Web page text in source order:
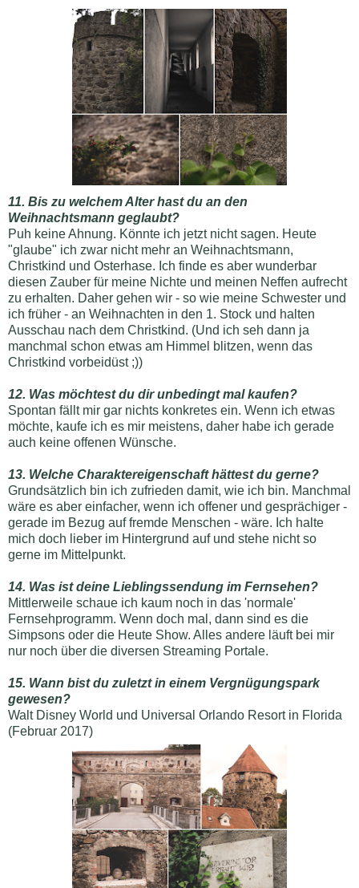
11. Bis zu welchem Alter hast du an den
Weihnachtsmann geglaubt?
Puh keine Ahnung. Könnte ich jetzt nicht sagen. Heute
"glaube" ich zwar nicht mehr an Weihnachtsmann,
Christkind und Osterhase. Ich finde es aber wunderbar
diesen Zauber für meine Nichte und meinen Neffen aufrecht
zu erhalten. Daher gehen wir - so wie meine Schwester und
ich früher - an Weihnachten in den 1. Stock und halten
Ausschau nach dem Christkind. (Und ich seh dann ja
manchmal schon etwas am Himmel blitzen, wenn das
Christkind vorbeidüst ;))
12. Was möchtest du dir unbedingt mal kaufen?
Spontan fällt mir gar nichts konkretes ein. Wenn ich etwas
möchte, kaufe ich es mir meistens, daher habe ich gerade
auch keine offenen Wünsche.
13. Welche Charaktereigenschaft hättest du gerne?
Grundsätzlich bin ich zufrieden damit, wie ich bin. Manchmal
wäre es aber einfacher, wenn ich offener und gesprächiger -
gerade im Bezug auf fremde Menschen - wäre. Ich halte
mich doch lieber im Hintergrund auf und stehe nicht so
gerne im Mittelpunkt.
14. Was ist deine Lieblingssendung im Fernsehen?
Mittlerweile schaue ich kaum noch in das 'normale'
Fernsehprogramm. Wenn doch mal, dann sind es die
Simpsons oder die Heute Show. Alles andere läuft bei mir
nur noch über die diversen Streaming Portale.
15. Wann bist du zuletzt in einem Vergnügungspark
gewesen?
Walt Disney World und Universal Orlando Resort in Florida
(Februar 2017)